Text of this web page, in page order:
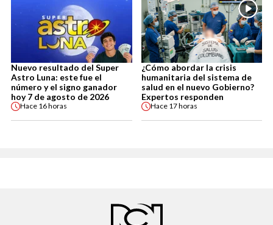
Nuevo resultado del Super
Astro Luna: este fue el
número y el signo ganador
hoy 7 de agosto de 2026
Hace 16 horas
¿Cómo abordar la crisis
humanitaria del sistema de
salud en el nuevo Gobierno?
Expertos responden
Hace 17 horas